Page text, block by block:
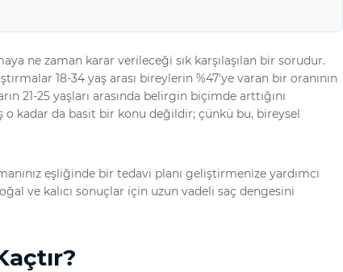
ne zaman karar verileceği sık karşılaşılan bir sorudur.
18-34 yaş arası bireylerin %47'ye varan bir oranının
21-25 yaşları arasında belirgin biçimde arttığını
kadar da basit bir konu değildir; çünkü bu, bireysel
eşliğinde bir tedavi planı geliştirmenize yardımcı
ve kalıcı sonuçlar için uzun vadeli saç dengesini